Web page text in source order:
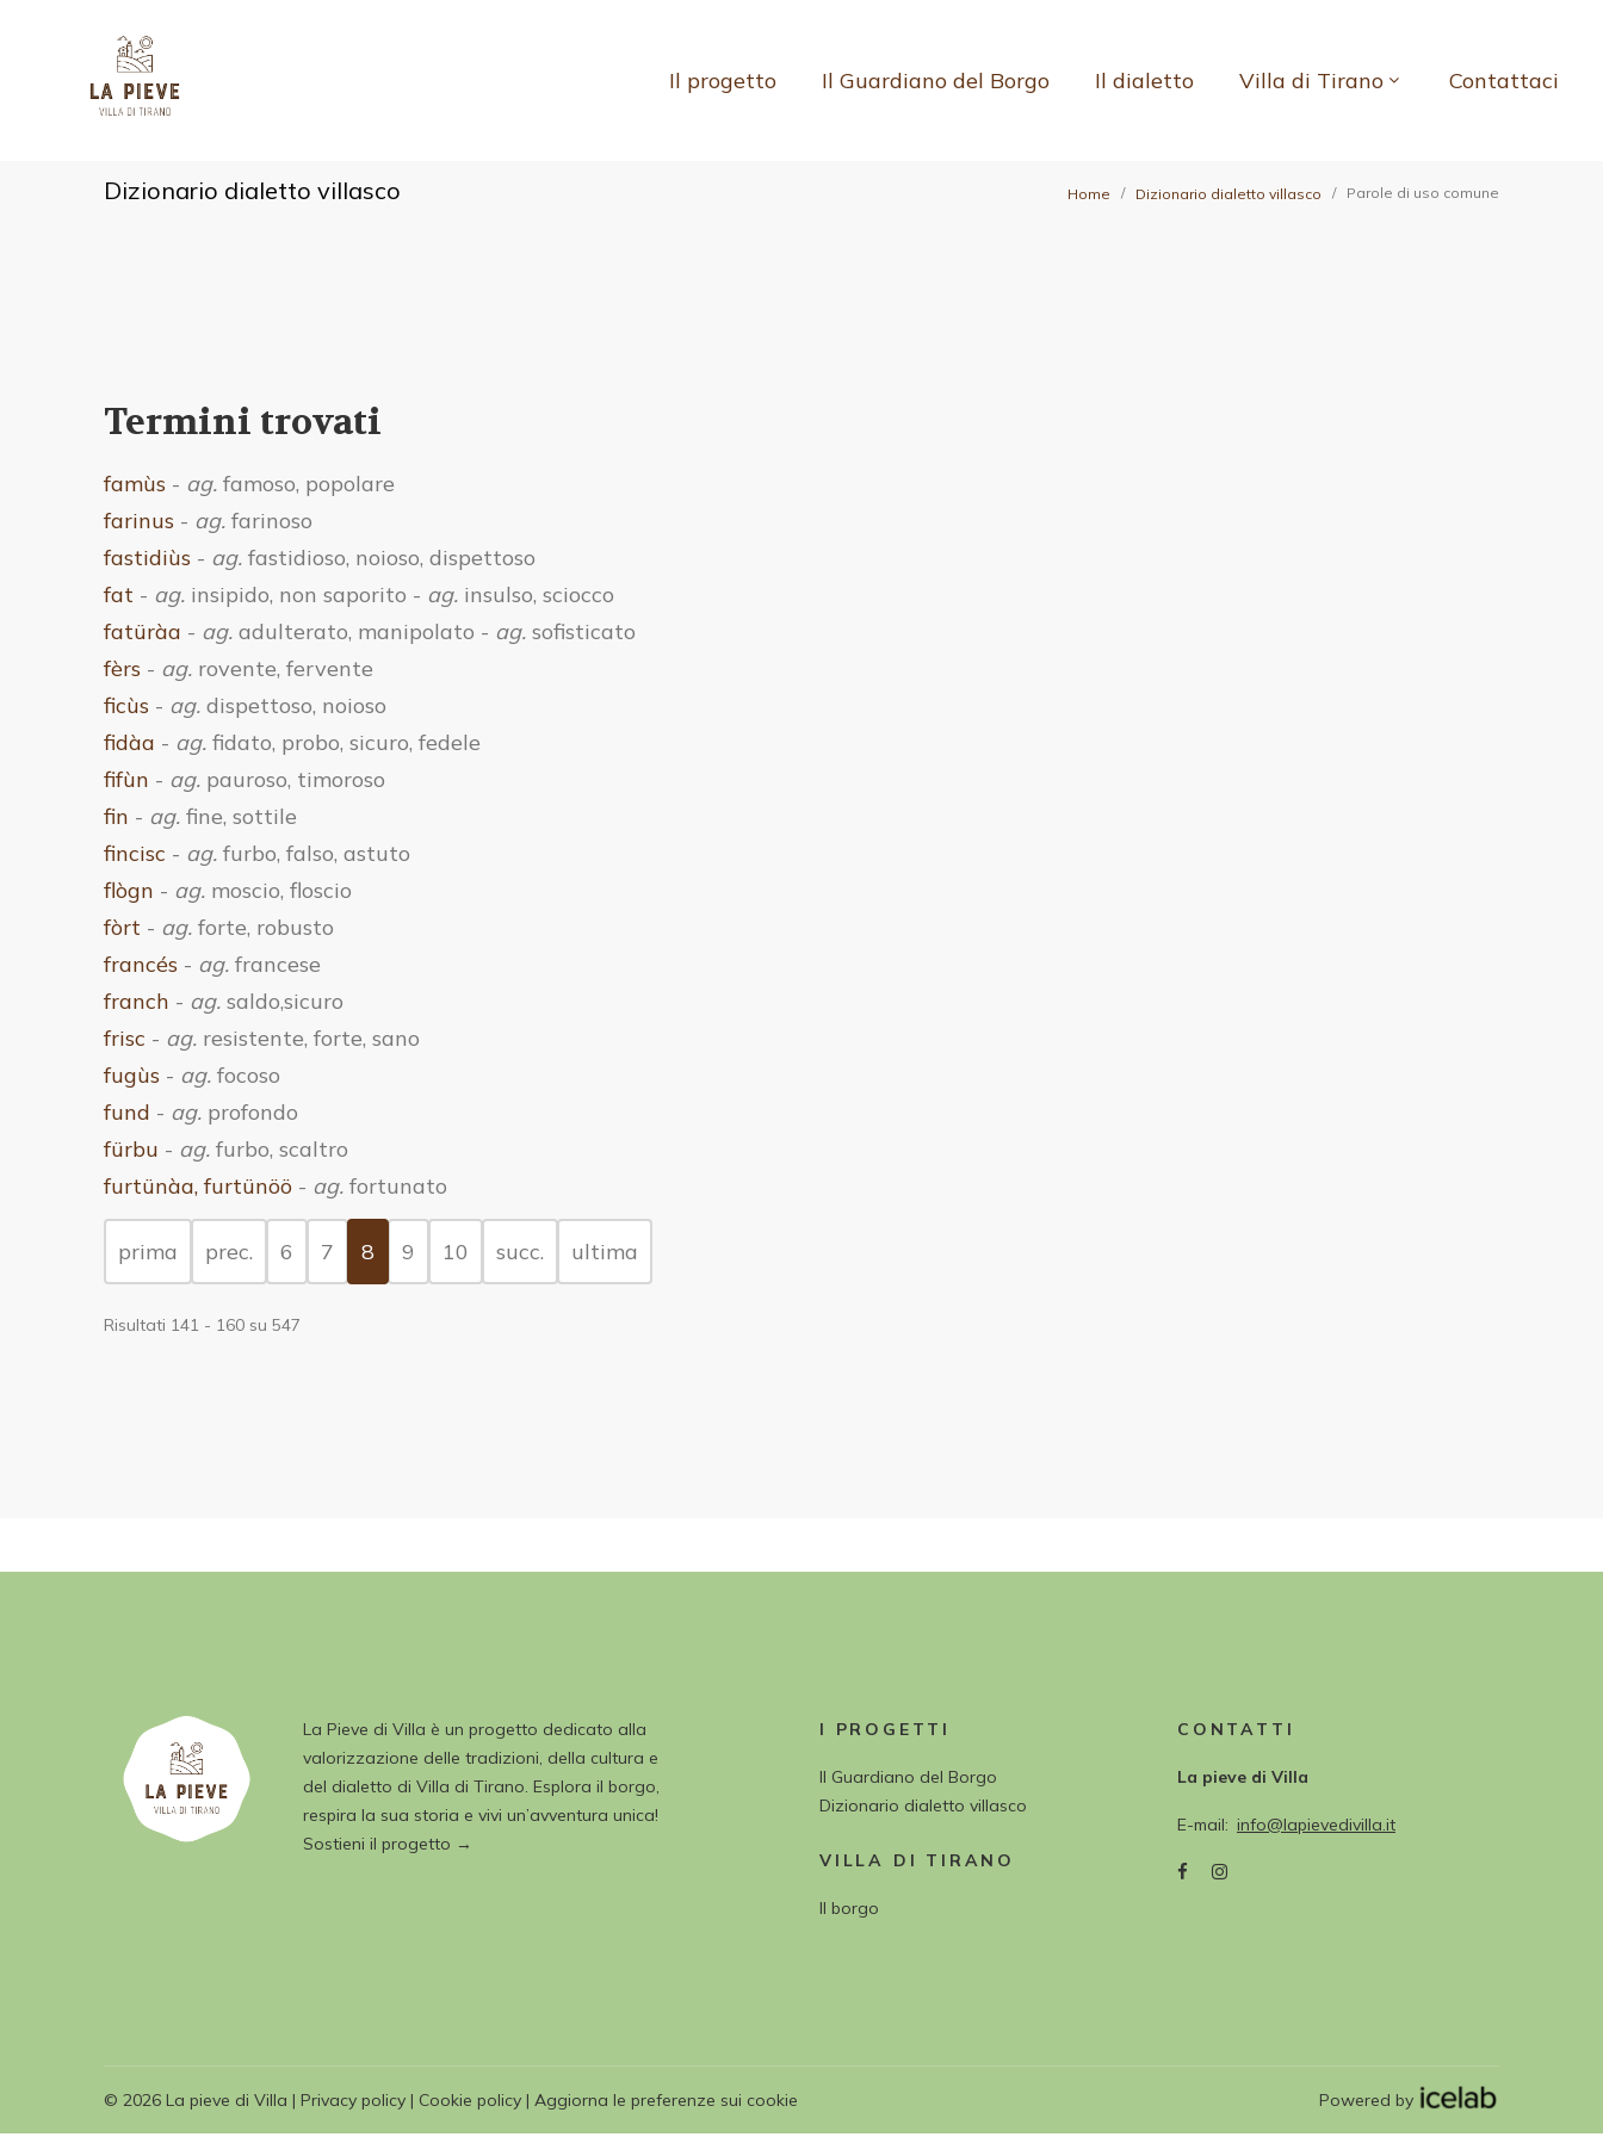
Il progetto Il Guardiano del Borgo Il dialetto Villa di Tirano Contattaci
Dizionario dialetto villasco Home Dizionario dialetto villasco Parole di uso comune
Termini trovati
famùs - ag. famoso, popolare
farinus - ag. farinoso
fastidiùs - ag. fastidioso, noioso, dispettoso
fat - ag. insipido, non saporito - ag. insulso, sciocco
fatüràa - ag. adulterato, manipolato - ag. sofisticato
fèrs - ag. rovente, fervente
ficùs - ag. dispettoso, noioso
fidàa - ag. fidato, probo, sicuro, fedele
fifùn - ag. pauroso, timoroso
fin - ag. fine, sottile
fincisc - ag. furbo, falso, astuto
flògn - ag. moscio, floscio
fòrt - ag. forte, robusto
francés - ag. francese
franch - ag. saldo,sicuro
frisc - ag. resistente, forte, sano
fugùs - ag. focoso
fund - ag. profondo
fürbu - ag. furbo, scaltro
furtünàa, furtünöö - ag. fortunato
prima prec. 6 7 8 (current)
9 10 succ. ultima
Risultati 141 - 160 su 547
La Pieve di Villa è un progetto dedicato alla
valorizzazione delle tradizioni, della cultura e
del dialetto di Villa di Tirano. Esplora il borgo,
respira la sua storia e vivi un’avventura unica!
Sostieni il progetto →
I PROGETTI
Il Guardiano del Borgo
Dizionario dialetto villasco
VILLA DI TIRANO
Il borgo
CONTATTI
La pieve di Villa
E-mail info@lapievedivilla.it
© 2026 La pieve di Villa | Privacy policy | Cookie policy | Aggiorna le preferenze sui cookie Powered by